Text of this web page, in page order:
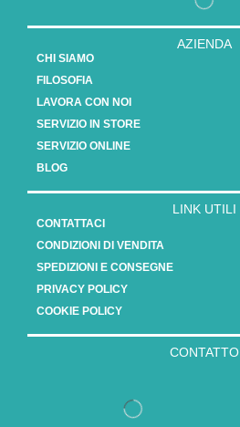
AZIENDA
CHI SIAMO
FILOSOFIA
LAVORA CON NOI
SERVIZIO IN STORE
SERVIZIO ONLINE
BLOG
LINK UTILI
CONTATTACI
CONDIZIONI DI VENDITA
SPEDIZIONI E CONSEGNE
PRIVACY POLICY
COOKIE POLICY
CONTATTO